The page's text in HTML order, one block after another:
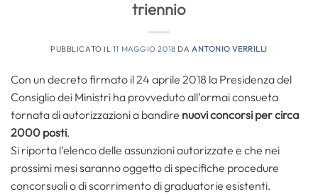
triennio
PUBBLICATO IL 11 MAGGIO 2018 DA ANTONIO VERRILLI
Con un decreto firmato il 24 aprile 2018 la Presidenza del
Consiglio dei Ministri ha provveduto all’ormai consueta
tornata di autorizzazioni a bandire nuovi concorsi per circa
2000 posti.
Si riporta l’elenco delle assunzioni autorizzate e che nei
prossimi mesi saranno oggetto di specifiche procedure
concorsuali o di scorrimento di graduatorie esistenti.